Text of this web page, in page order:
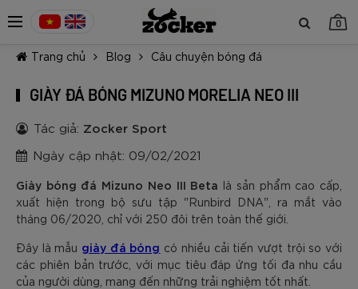
0
TIẾP TỤC MUA HÀNG
Trang chủ Blog Câu chuyện bóng đá
GIÀY ĐÁ BÓNG MIZUNO MORELIA NEO III
Tác giả: Zocker Sport
Ngày cập nhật: 09/02/2021
Giày bóng đá Mizuno Neo III Beta là sản phẩm cao cấp,
xuất hiện trong bộ sưu tập "Runbird DNA", ra mắt vào
tháng 06/2020, chỉ với 250 đôi trên toàn thế giới.
Đây là mẫu giày đá bóng có nhiều cải tiến vượt trội so với
các phiên bản trước, với mục tiêu đáp ứng tối đa nhu cầu
của người dùng, mang đến những trải nghiệm tốt nhất.